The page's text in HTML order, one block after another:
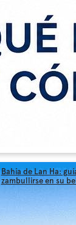
Bahía de Lan Ha:
zambullirse en su